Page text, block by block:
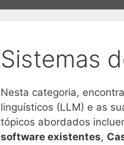
Sistemas
Nesta categoria,
linguísticos (LLM) e as
tópicos abordados
software existentes,